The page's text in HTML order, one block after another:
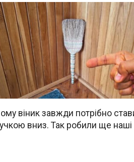
віник завжди потрібно
вниз. Так робили ще наші